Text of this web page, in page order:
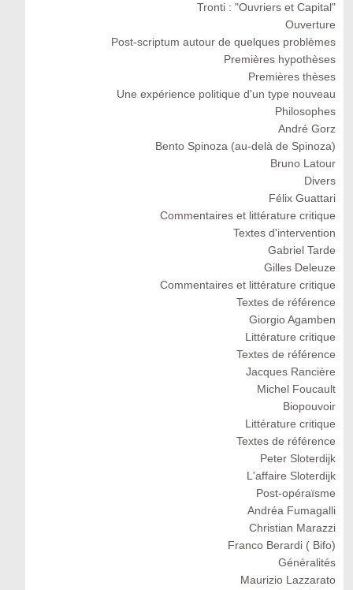
Tronti : "Ouvriers et Capital"
Ouverture
Post-scriptum autour de quelques problèmes
Premières hypothèses
Premières thèses
Une expérience politique d'un type nouveau
Philosophes
André Gorz
Bento Spinoza (au-delà de Spinoza)
Bruno Latour
Divers
Félix Guattari
Commentaires et littérature critique
Textes d'intervention
Gabriel Tarde
Gilles Deleuze
Commentaires et littérature critique
Textes de référence
Giorgio Agamben
Littérature critique
Textes de référence
Jacques Rancière
Michel Foucault
Biopouvoir
Littérature critique
Textes de référence
Peter Sloterdijk
L'affaire Sloterdijk
Post-opéraïsme
Andréa Fumagalli
Christian Marazzi
Franco Berardi ( Bifo)
Généralités
Maurizio Lazzarato